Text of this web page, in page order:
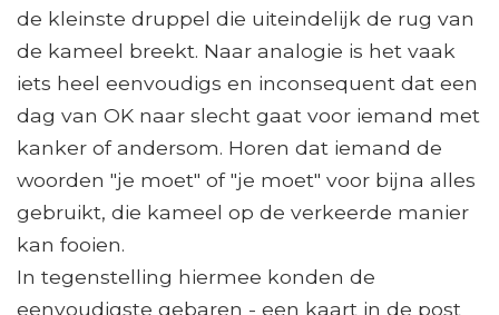
de kleinste druppel die uiteindelijk de rug van
de kameel breekt. Naar analogie is het vaak
iets heel eenvoudigs en inconsequent dat een
dag van OK naar slecht gaat voor iemand met
kanker of andersom. Horen dat iemand de
woorden "je moet" of "je moet" voor bijna alles
gebruikt, die kameel op de verkeerde manier
kan fooien.
In tegenstelling hiermee konden de
eenvoudigste gebaren - een kaart in de post